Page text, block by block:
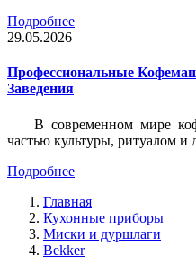
Подробнее
29.05.2026
Профессиональные
Заведения
В современном мире
частью культуры, ритуалом и
Подробнее
Главная
Кухонные приборы
Миски и дуршлаги
Bekker